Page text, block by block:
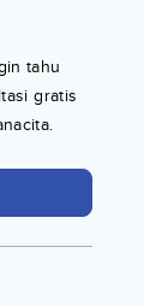
tahu
gratis